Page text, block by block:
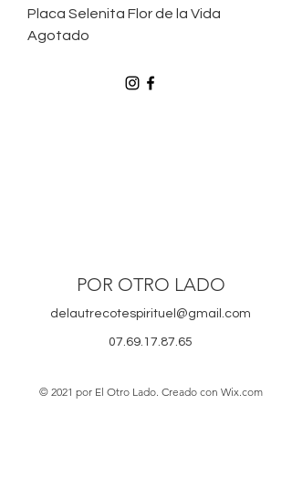
Placa Selenita Flor de la Vida
Agotado
POR OTRO LADO
delautrecotespirituel@gmail.com
07.69.17.87.65
© 2021 por El Otro Lado. Creado con Wix.com